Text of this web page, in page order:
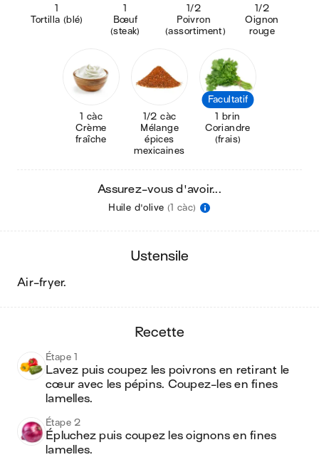
1
Tortilla (blé)
1
Bœuf
(steak)
1/2
Poivron
(assortiment)
1/2
Oignon
rouge
1 càc
Crème
fraîche
1/2 càc
Mélange
épices
mexicaines
Facultatif
1 brin
Coriandre
(frais)
Assurez-vous d'avoir...
Huile d'olive (1 càc)
ustensile
air-fryer.
recette
Étape 1
Lavez puis coupez les poivrons en retirant le
cœur avec les pépins. Coupez-les en fines
lamelles.
Étape 2
Épluchez puis coupez les oignons en fines
lamelles.